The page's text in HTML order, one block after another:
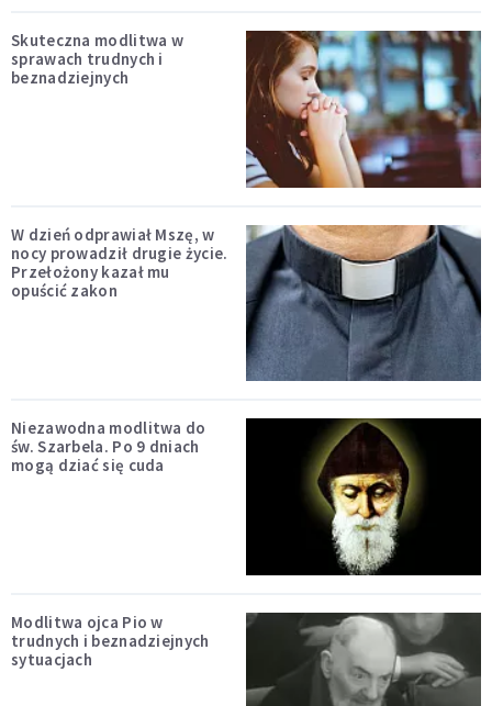
Skuteczna modlitwa w
sprawach trudnych i
beznadziejnych
W dzień odprawiał Mszę, w
nocy prowadził drugie życie.
Przełożony kazał mu
opuścić zakon
Niezawodna modlitwa do
św. Szarbela. Po 9 dniach
mogą dziać się cuda
Modlitwa ojca Pio w
trudnych i beznadziejnych
sytuacjach